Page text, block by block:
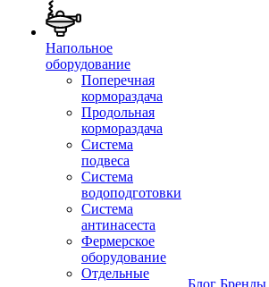
Напольное
оборудование
Поперечная
кормораздача
Продольная
кормораздача
Система
подвеса
Система
водоподготовки
Система
антинасеста
Фермерское
оборудование
Отдельные
Блог Бренды